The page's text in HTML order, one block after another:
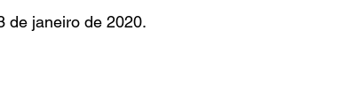
de janeiro de 2020.